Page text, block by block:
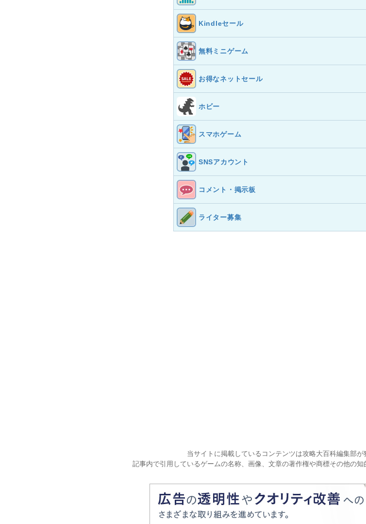
Kindleセール
無料ミニゲーム
お得なネットセール
ホビー
スマホゲーム
SNSアカウント
コメント・掲示板
ライター募集
当サイトに掲載しているコンテンツは攻略大百科編集部が
記事内で引用しているゲームの名称、画像、文章の著作権や商標その他の